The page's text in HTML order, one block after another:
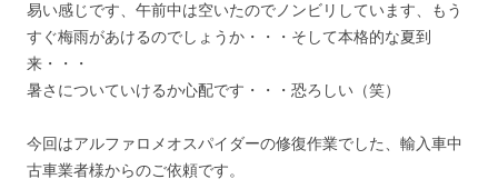
易い感じです、午前中は空いたのでノンビリしています、もう
すぐ梅雨があけるのでしょうか・・・そして本格的な夏到
来・・・
暑さについていけるか心配です・・・恐ろしい（笑）
今回はアルファロメオスパイダーの修復作業でした、輸入車中
古車業者様からのご依頼です。